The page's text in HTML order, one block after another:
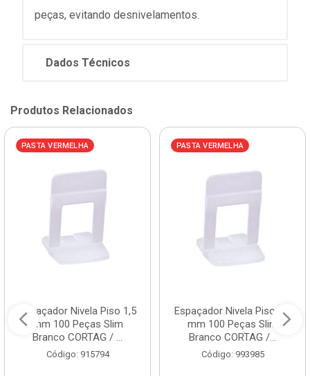
peças, evitando desnivelamentos.
Dados Técnicos
Produtos Relacionados
PASTA VERMELHA
Espaçador Nivela Piso 1,5
mm 100 Peças Slim
Branco CORTAG / ...
Código: 915794
PASTA VERMELHA
Espaçador Nivela Piso 2,0
mm 100 Peças Slim
Branco CORTAG /...
Código: 993985